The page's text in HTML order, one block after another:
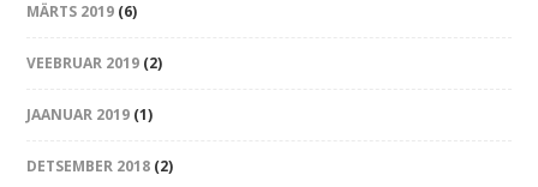
MÄRTS 2019 (6)
VEEBRUAR 2019 (2)
JAANUAR 2019 (1)
DETSEMBER 2018 (2)